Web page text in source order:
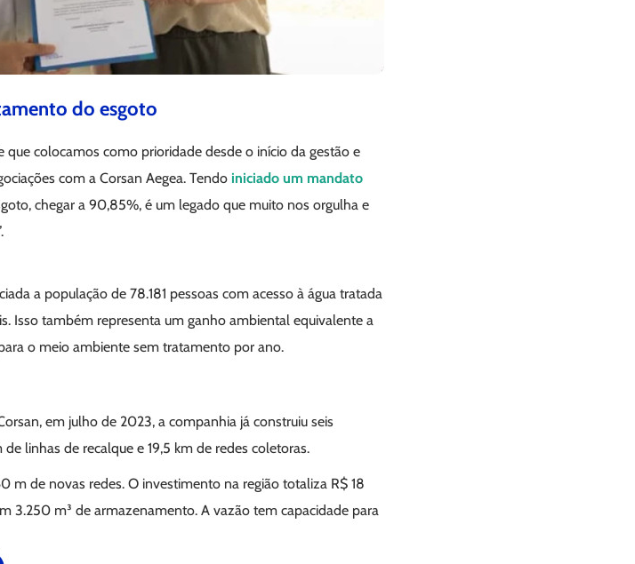
do esgoto
que colocamos como prioridade desde o início da gestão e
com a Corsan Aegea. Tendo iniciado um mandato
chegar a 90,85%, é um legado que muito nos orgulha e
a população de 78.181 pessoas com acesso à água tratada
Isso também representa um ganho ambiental equivalente a
o meio ambiente sem tratamento por ano.
em julho de 2023, a companhia já construiu seis
linhas de recalque e 19,5 km de redes coletoras.
m de novas redes. O investimento na região totaliza R$ 18
3.250 m³ de armazenamento. A vazão tem capacidade para